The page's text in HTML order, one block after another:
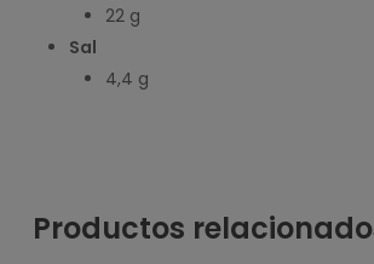
22 g
Sal
4,4 g
Productos